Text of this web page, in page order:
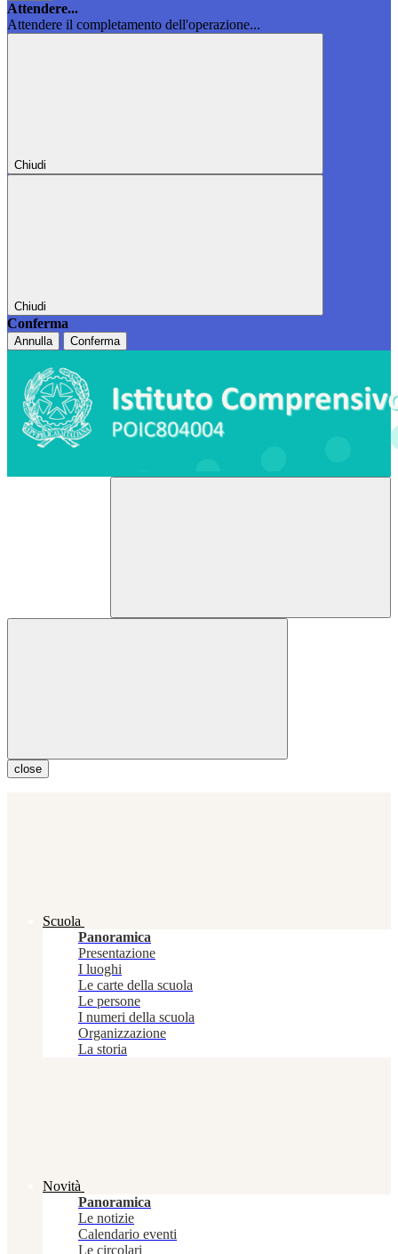
Attendere...
Attendere il completamento dell'operazione...
Chiudi
Chiudi
Conferma
Annulla Conferma
close
Scuola
Panoramica
Presentazione
I luoghi
Le carte della scuola
Le persone
I numeri della scuola
Organizzazione
La storia
Novità
Panoramica
Le notizie
Calendario eventi
Le circolari